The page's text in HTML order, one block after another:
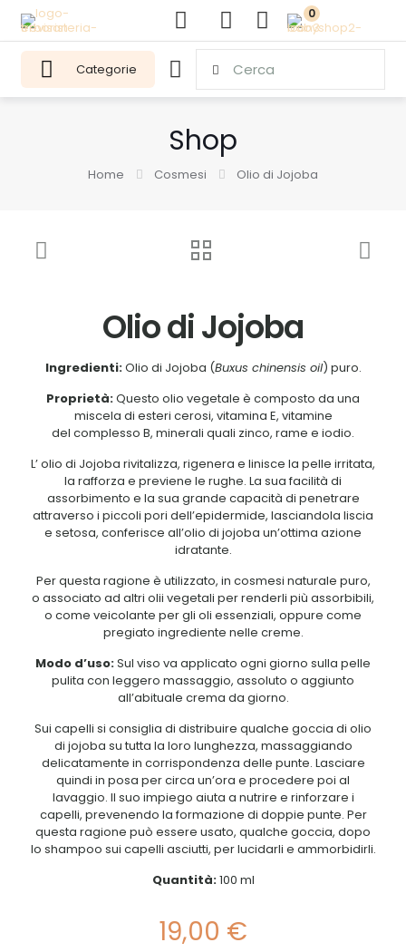
0
Categorie
Shop
Home Cosmesi Olio di Jojoba
Olio di Jojoba
Ingredienti:Olio di Jojoba (Buxus chinensis oil) puro.
Proprietà:Questo olio vegetale è composto da una
miscela di esteri cerosi, vitamina E, vitamine
del complesso B, minerali quali zinco, rame e iodio.
L’ olio di Jojoba rivitalizza, rigenera e linisce la pelle irritata,
la rafforza e previene le rughe. La sua facilità di
assorbimento e la sua grande capacità di penetrare
attraverso i piccoli pori dell’epidermide, lasciandola liscia
e setosa, conferisce all’olio di jojoba un’ottima azione
idratante.
Per questa ragione è utilizzato, in cosmesi naturale puro,
o associato ad altri olii vegetali per renderli più assorbibili,
o come veicolante per gli oli essenziali, oppure come
pregiato ingrediente nelle creme.
Modo d’uso:Sul viso va applicato ogni giorno sulla pelle
pulita con leggero massaggio, assoluto o aggiunto
all’abituale crema da giorno.
Sui capelli si consiglia di distribuire qualche goccia di olio
di jojoba su tutta la loro lunghezza, massaggiando
delicatamente in corrispondenza delle punte. Lasciare
quindi in posa per circa un’ora e procedere poi al
lavaggio. Il suo impiego aiuta a nutrire e rinforzare i
capelli, prevenendo la formazione di doppie punte. Per
questa ragione può essere usato, qualche goccia, dopo
lo shampoo sui capelli asciutti, per lucidarli e ammorbidirli.
Quantità:100 ml
19,00 €